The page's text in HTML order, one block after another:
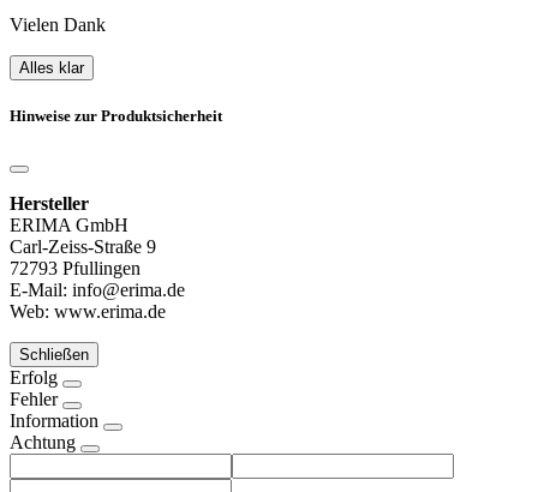
Vielen Dank
Alles klar
Hinweise zur Produktsicherheit
Hersteller
ERIMA GmbH
Carl-Zeiss-Straße 9
72793 Pfullingen
E-Mail: info@erima.de
Web: www.erima.de
Schließen
Erfolg
Fehler
Information
Achtung